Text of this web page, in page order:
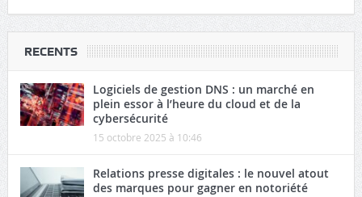
RECENTS
Logiciels de gestion DNS : un marché en
plein essor à l’heure du cloud et de la
cybersécurité
15 octobre 2025 à 10:46
Relations presse digitales : le nouvel atout
des marques pour gagner en notoriété